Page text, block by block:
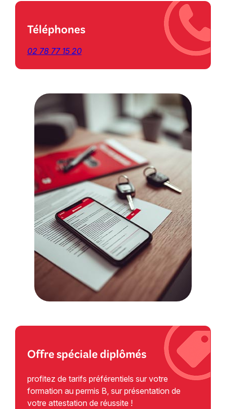
Téléphones
02 78 77 15 20
Offre spécialediplômés
profitez de tarifs préférentiels sur votre
formation au permis B, sur présentation de
votre attestation de réussite !